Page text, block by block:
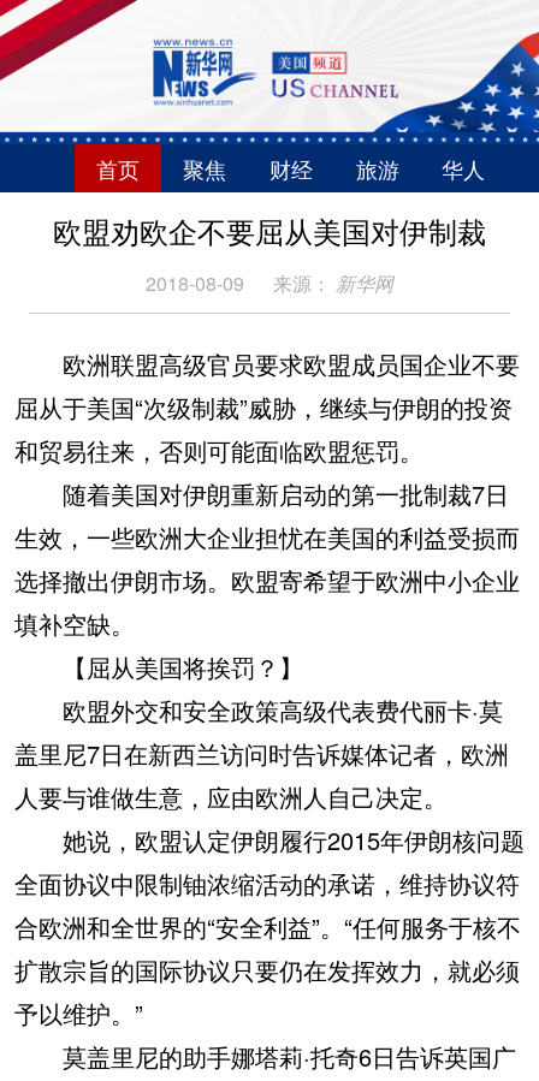
首页 聚焦 财经 旅游 华人
欧盟劝欧企不要屈从美国对伊制裁
2018-08-09 来源： 新华网
欧洲联盟高级官员要求欧盟成员国企业不要
屈从于美国“次级制裁”威胁，继续与伊朗的投资
和贸易往来，否则可能面临欧盟惩罚。
随着美国对伊朗重新启动的第一批制裁7日
生效，一些欧洲大企业担忧在美国的利益受损而
选择撤出伊朗市场。欧盟寄希望于欧洲中小企业
填补空缺。
【屈从美国将挨罚？】
欧盟外交和安全政策高级代表费代丽卡·莫
盖里尼7日在新西兰访问时告诉媒体记者，欧洲
人要与谁做生意，应由欧洲人自己决定。
她说，欧盟认定伊朗履行2015年伊朗核问题
全面协议中限制铀浓缩活动的承诺，维持协议符
合欧洲和全世界的“安全利益”。“任何服务于核不
扩散宗旨的国际协议只要仍在发挥效力，就必须
予以维护。”
莫盖里尼的助手娜塔莉·托奇6日告诉英国广